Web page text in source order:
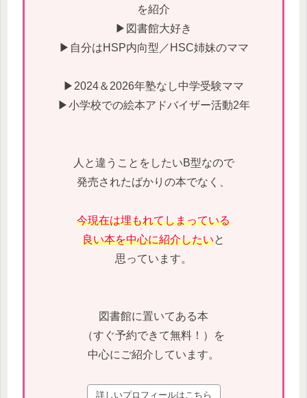
を紹介
▶図書館大好き
▶自分はHSP内向型／HSC姉妹のママ
▶2024＆2026年塾なし中学受験ママ
▶小学校での絵本アドバイザー活動2年
人と違うことをしたいB型なので
発売されたばかりの本でなく、
今現在は埋もれてしまっている
良い本を中心に紹介したいと
思っています。
図書館に置いてある本
（すぐ予約できて無料！）を
中心にご紹介しています。
詳しいプロフィールはこちら